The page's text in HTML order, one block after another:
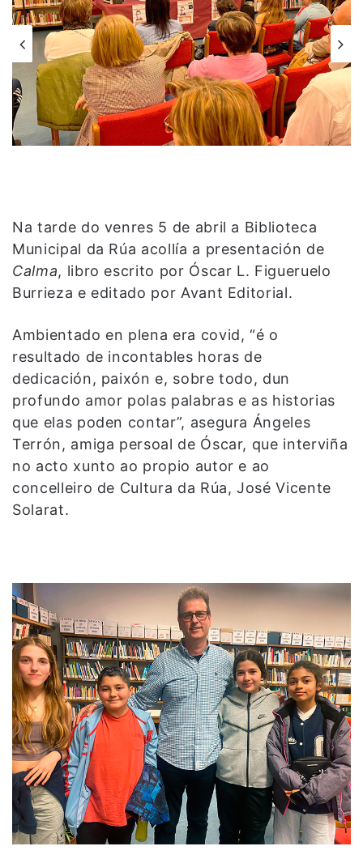
Na tarde do venres 5 de abril a Biblioteca
Municipal da Rúa acollía a presentación de
Calma, libro escrito por Óscar L. Figueruelo
Burrieza e editado por Avant Editorial.
Ambientado en plena era covid, “é o
resultado de incontables horas de
dedicación, paixón e, sobre todo, dun
profundo amor polas palabras e as historias
que elas poden contar”, asegura Ángeles
Terrón, amiga persoal de Óscar, que interviña
no acto xunto ao propio autor e ao
concelleiro de Cultura da Rúa, José Vicente
Solarat.